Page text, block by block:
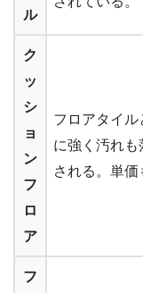
ル
ク
ッ
シ
ョ
ン
フ
ロ
ア
フロアタイ
に強く汚れも
される。単価
フ